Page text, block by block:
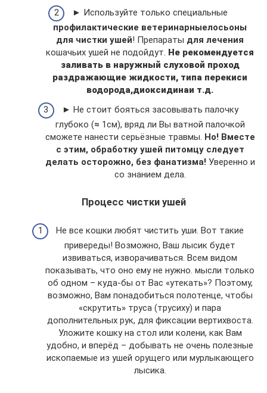
► Используйте только специальные
профилактические ветеринарныелосьоны
для чистки ушей! Препараты для лечения
кошачьих ушей не подойдут. Не рекомендуется
заливать в наружный слуховой проход
раздражающие жидкости, типа перекиси
водорода,диоксидинаи т.д.
► Не стоит бояться засовывать палочку
глубоко (≈ 1см), вряд ли Вы ватной палочкой
сможете нанести серьёзные травмы. Но! Вместе
с этим, обработку ушей питомцу следует
делать осторожно, без фанатизма! Уверенно и
со знанием дела.
Процесс чистки ушей
Не все кошки любят чистить уши. Вот такие
привереды! Возможно, Ваш лысик будет
извиваться, изворачиваться. Всем видом
показывать, что оно ему не нужно. мысли только
об одном – куда-бы от Вас «утекать»? Поэтому,
возможно, Вам понадобиться полотенце, чтобы
«скрутить» труса (трусиху) и пара
дополнительных рук, для фиксации вертихвоста.
Уложите кошку на стол или колени, как Вам
удобно, и вперёд – добывать не очень полезные
ископаемые из ушей орущего или мурлыкающего
лысика.